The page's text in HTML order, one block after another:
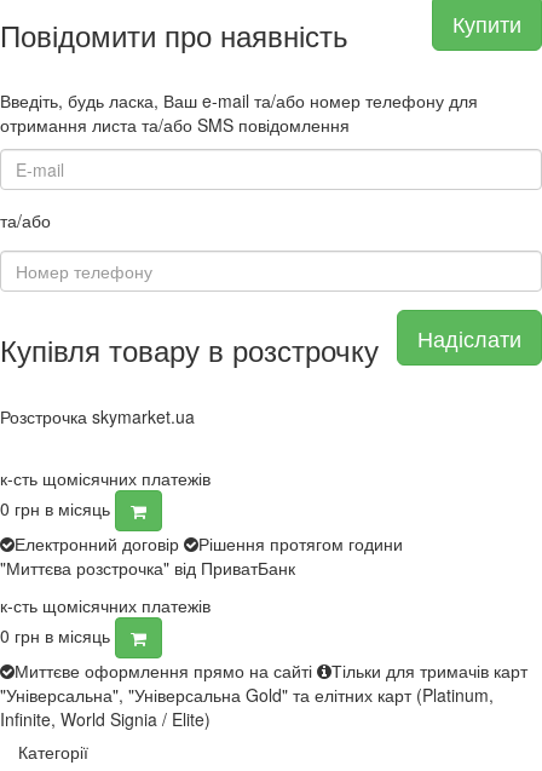
Купити
Повідомити про наявність
Введіть, будь ласка, Ваш e-mail та/або номер телефону для
отримання листа та/або SMS повідомлення
та/або
Надіслати
Купівля товару в розстрочку
Розстрочка skymarket.ua
к-сть щомісячних платежів
0 грн в місяць
Електронний договір
Рішення протягом години
"Миттєва розстрочка" від ПриватБанк
к-сть щомісячних платежів
0 грн в місяць
Миттєве оформлення прямо на сайті
Тільки для тримачів карт
"Універсальна", "Універсальна Gold" та елітних карт (Platinum,
Infinite, World Signia / Elite)
Категорії